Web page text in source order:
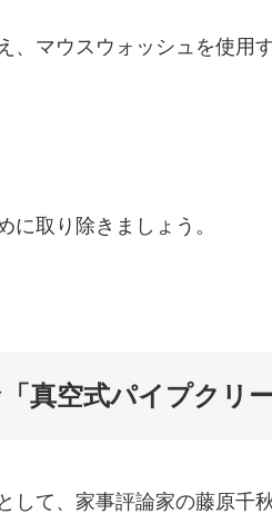
、マウスウォッシュを使用
取り除きましょう。
真空式パイプクリー
して、家事評論家の藤原千